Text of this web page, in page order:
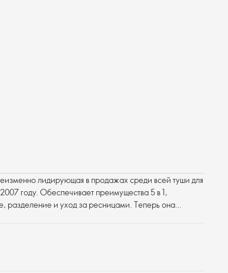
лидирующая в продажах среди всей туши для
году. Обеспечивает преимущества 5 в 1,
разделение и уход за ресницами. Теперь она